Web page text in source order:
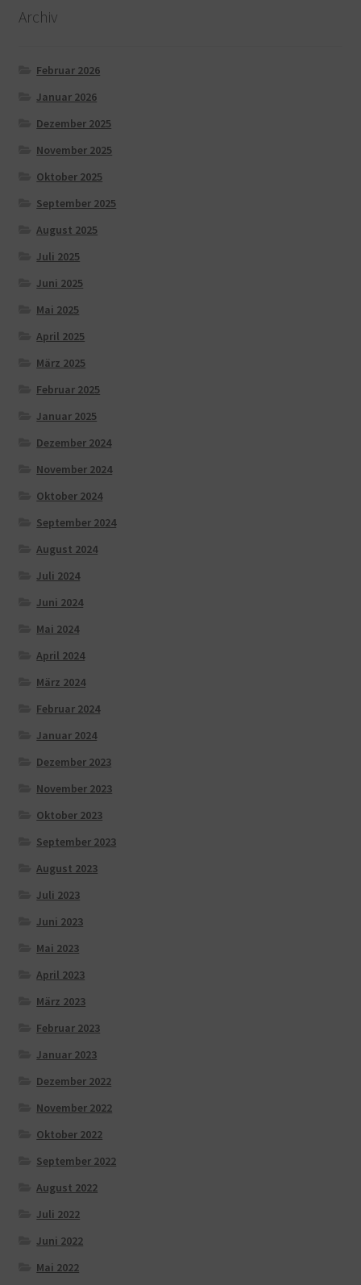
Archiv
Februar 2026
Januar 2026
Dezember 2025
November 2025
Oktober 2025
September 2025
August 2025
Juli 2025
Juni 2025
Mai 2025
April 2025
März 2025
Februar 2025
Januar 2025
Dezember 2024
November 2024
Oktober 2024
September 2024
August 2024
Juli 2024
Juni 2024
Mai 2024
April 2024
März 2024
Februar 2024
Januar 2024
Dezember 2023
November 2023
Oktober 2023
September 2023
August 2023
Juli 2023
Juni 2023
Mai 2023
April 2023
März 2023
Februar 2023
Januar 2023
Dezember 2022
November 2022
Oktober 2022
September 2022
August 2022
Juli 2022
Juni 2022
Mai 2022